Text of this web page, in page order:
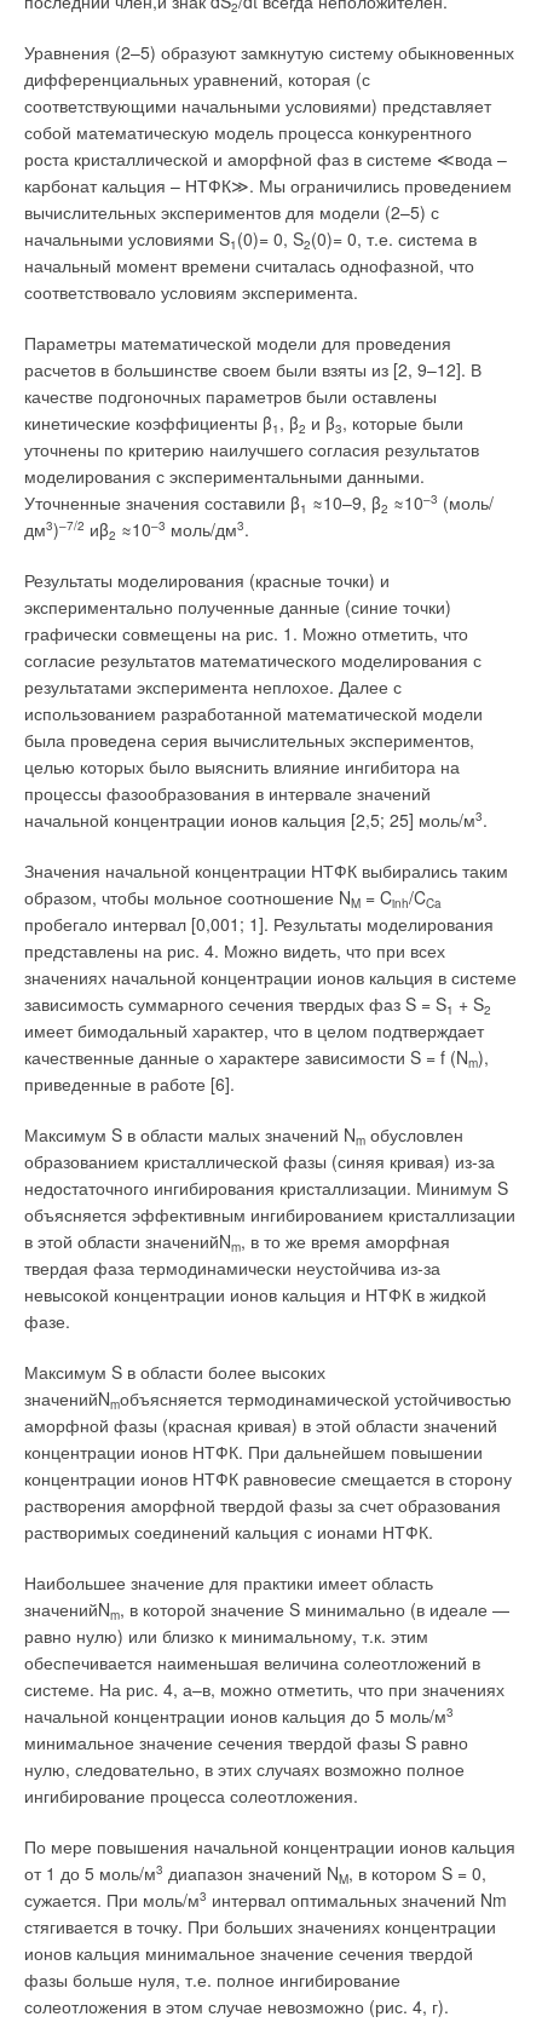
2
Уравнения (2–5) образуют замкнутую систему обыкновенных
дифференциальных уравнений, которая (с
соответствующими начальными условиями) представляет
собой математическую модель процесса конкурентного
роста кристаллической и аморфной фаз в системе ≪вода –
карбонат кальция – НТФК≫. Мы ограничились проведением
вычислительных экспериментов для модели (2–5) с
начальными условиями S1 (0)= 0, S2(0)= 0, т.е. система в
начальный момент времени считалась однофазной, что
соответствовало условиям эксперимента.
Параметры математической модели для проведения
расчетов в большинстве своем были взяты из [2, 9–12]. В
качестве подгоночных параметров были оставлены
кинетические коэффициенты β1 , β2 и β3, которые были
уточнены по критерию наилучшего согласия результатов
моделирования с экспериментальными данными.
Уточненные значения составили β1 ≈10–9, β2 ≈10–3 (моль/
дм3)–7/2 иβ2 ≈10–3 моль/дм3.
Результаты моделирования (красные точки) и
экспериментально полученные данные (синие точки)
графически совмещены на рис. 1. Можно отметить, что
согласие результатов математического моделирования с
результатами эксперимента неплохое. Далее с
использованием разработанной математической модели
была проведена серия вычислительных экспериментов,
целью которых было выяснить влияние ингибитора на
процессы фазообразования в интервале значений
начальной концентрации ионов кальция [2,5; 25] моль/м3.
Значения начальной концентрации НТФК выбирались таким
образом, чтобы мольное соотношение NM = Cinh/CCa
пробегало интервал [0,001; 1]. Результаты моделирования
представлены на рис. 4. Можно видеть, что при всех
значениях начальной концентрации ионов кальция в системе
зависимость суммарного сечения твердых фаз S = S1 + S2
имеет бимодальный характер, что в целом подтверждает
качественные данные о характере зависимости S = f (Nm),
приведенные в работе [6].
Максимум S в области малых значений Nm обусловлен
образованием кристаллической фазы (синяя кривая) из-за
недостаточного ингибирования кристаллизации. Минимум S
объясняется эффективным ингибированием кристаллизации
в этой области значенийNm, в то же время аморфная
твердая фаза термодинамически неустойчива из-за
невысокой концентрации ионов кальция и НТФК в жидкой
фазе.
Максимум S в области более высоких
значенийNmобъясняется термодинамической устойчивостью
аморфной фазы (красная кривая) в этой области значений
концентрации ионов НТФК. При дальнейшем повышении
концентрации ионов НТФК равновесие смещается в сторону
растворения аморфной твердой фазы за счет образования
растворимых соединений кальция с ионами НТФК.
Наибольшее значение для практики имеет область
значенийNm, в которой значение S минимально (в идеале —
равно нулю) или близко к минимальному, т.к. этим
обеспечивается наименьшая величина солеотложений в
системе. На рис. 4, а–в, можно отметить, что при значениях
начальной концентрации ионов кальция до 5 моль/м3
минимальное значение сечения твердой фазы S равно
нулю, следовательно, в этих случаях возможно полное
ингибирование процесса солеотложения.
По мере повышения начальной концентрации ионов кальция
от 1 до 5 моль/м3 диапазон значений NM, в котором S = 0,
сужается. При моль/м3 интервал оптимальных значений Nm
стягивается в точку. При больших значениях концентрации
ионов кальция минимальное значение сечения твердой
фазы больше нуля, т.е. полное ингибирование
солеотложения в этом случае невозможно (рис. 4, г).
водопроводно-канализационном хозяйстве», конференцией
семинаром «Водоподготовка и водно-химические режимы в
энергетике») рассмотрен широкий круг вопросов, связанных
с новыми техническими и технологическими решениями на
этих направлениях.
На конгрессе представлены результаты научных
исследований перспективных технологий водоподготовки,
очистки сточных вод и обработки осадка, многие из которые
уже реализованы на крупнейших объектах. Обсуждено
состояние и перспективы развития этих важных сфер
технологическое, техническое, правовое, нормативное и
информационное обеспечение, реагенты, материалы и
оборудование, вопросы автоматизации и диспетчеризации,
особенности эксплуатации и ремонта трубопроводных
систем.
По своей общей направленности к этому разделу относится
специализированная конференция Международной водной
вод», проведенная в рамках конгресса, а также семинары
«Энергоинформационные технологии водообработки:
физика явлений и биологические свойства» и
«Бутилирование и бутилированные воды».
На конференции Международной водной ассоциации (IWA)
представители GRUNDFOS д.т.н., проф. Анатолий Гуринович
и Александр Баулин ознакомили участников и гостей
конференции с докладом «Эффективные технологии и
оборудование перекачки осадков сточных вод». Как отметил
хозяйственно-бытовых и промышленных сточных вод
основная часть загрязнений образуется в виде сырого
осадка и избыточного активного ила, в процессах обработки
которых важная роль отводится насосам для перекачки
осадка и дозирования реагентов с целью обеспечения
оптимального режима рециркуляции активного ила,
обезвоживания, обеззараживания и удаления осадка.
«Эффективность работы очистных сооружений в первую
технических решений как отдельных узлов, так и системы в
целом, а также надежности насосного оборудования», —
уточнил Александр Баулин. Специалисты рассказали о
новых технических решениях в этой области. Так, уникальная
конструкция рабочего колеса SuperVortex позволяет насосам
GRUNDFOS не только перекачивать осадки с размерами
твердых включений до 145 мм, но и отводить воздух при
перекачивании жидкости, исключая засорение и блокировку
Поток жидкости идет вне колеса, что является оптимальным
при перекачке осадков сточных вод. В конференции IWA
приняли участие множество специалистов из России и других
стран. Оддвар Торнес из компании IVAR поделился с
коллегами опытом, полученным в Норвегии в ходе 10-
летнего эксперимента с термосушкой осадков сточных вод.
В свою очередь, группа голландских исследователей в
составе Харди Темминка, Хелен Элиссен, Тима Хендрикса и
профессора Кееса Бюйсмана представила последние
инновации в обработке осадков в докладе «Разрушение
осадка с помощью червей». Кразделу «Мониторинг»
относятся секция «Мониторинг водных объектов» и
конференция «Методы анализа и контроля качества воды».
При этом основная направленность секции — мониторинг
охраной водных объектов и их водных ресурсов. Раздел, где
сосредоточеныорганизационные проблемы,
экономические и правовые вопросы, представлен
секцией «Управление водными ресурсами. Экономика и
право в сфере водопользования» и конференцией
«Инвестиции, экономика и управление в ВКХ.